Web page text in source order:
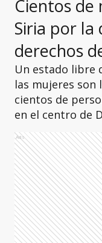
Cientos de
Siria por la
derechos
Un estado libre
las mujeres son
cientos de
en el centro de
Ads